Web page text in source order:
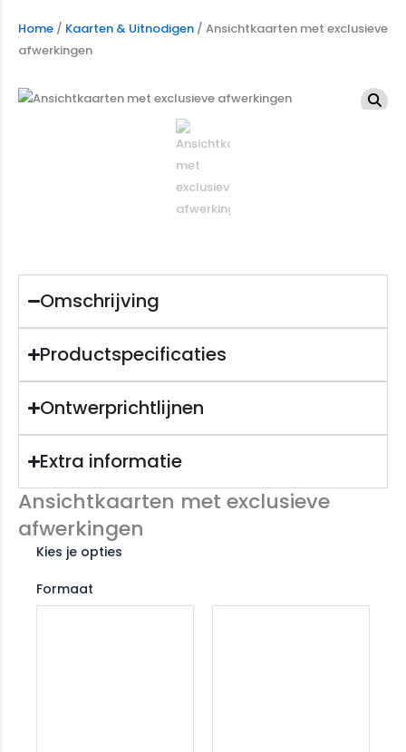
Bekijk ons aanbod.
Speciaal verzoek? We maken graag een offerte die
Home / Kaarten & Uitnodigen / Ansichtkaarten met exclusieve
afwerkingen
Omschrijving
Productspecificaties
Ontwerprichtlijnen
Extra informatie
Ansichtkaarten met exclusieve
afwerkingen
Kies je opties
Formaat